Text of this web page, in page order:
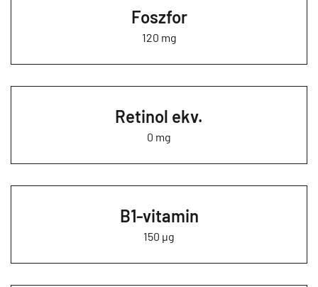
Foszfor
120 mg
Retinol ekv.
0 mg
B1-vitamin
150 µg